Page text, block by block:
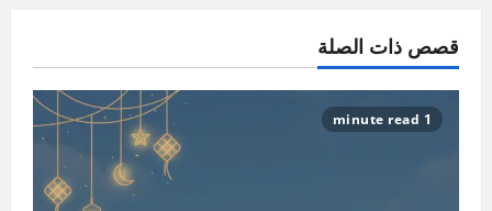
قصص ذات الصلة
1 minute read